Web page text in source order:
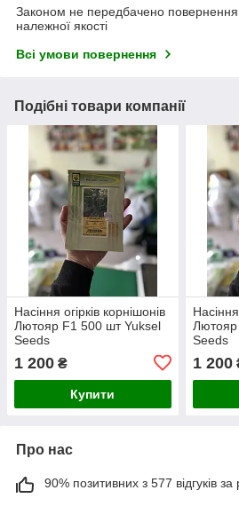
Законом не передбачено повернення
належної якості
Всі умови повернення
Подібні товари компанії
Насіння огірків корнішонів
Лютояр F1 500 шт Yuksel
Seeds
1 200 ₴
Купити
Насіння
Seeds
1 200
Про нас
90% позитивних з 577 відгуків за